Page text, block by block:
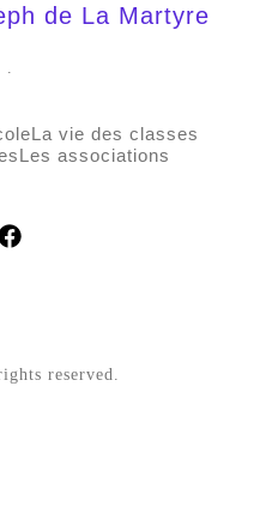
de La Martyre
La vie des classes
Les associations
reserved.